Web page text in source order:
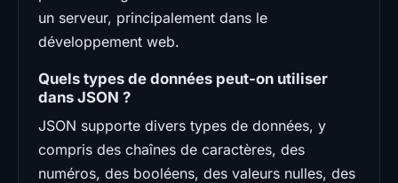
un serveur, principalement dans le
développement web.
Quels types de données peut-on utiliser
dans JSON ?
JSON supporte divers types de données, y
compris des chaînes de caractères, des
numéros, des booléens, des valeurs nulles, des